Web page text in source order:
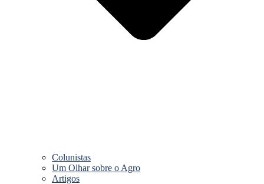
Colunistas
Um Olhar sobre o Agro
Artigos